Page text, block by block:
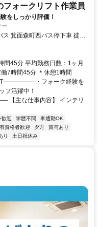
フォークリフト作業員
をしっかり評価！
箕面森町西バス停下車 徒歩
間45分 平均勤務日数：1ヶ月
7時間45分 ＊休憩1時間
・フォーク経験を
フ活躍中！
仕事内容】 インテリ
歓迎 学歴不問
車通勤OK
有資格者歓迎 夕方
賞与あり
り 土日祝休み